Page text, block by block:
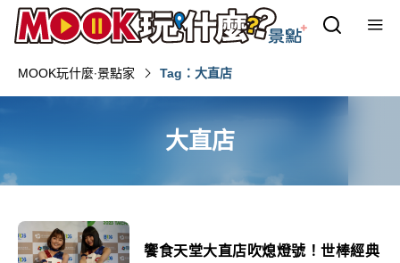
MOOK玩什麼‧景點家 Tag：大直店
大直店
饗食天堂大直店吹熄燈號！世棒經典